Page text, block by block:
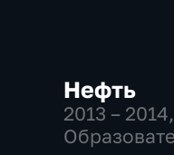
Нефть
2013 – 2014,